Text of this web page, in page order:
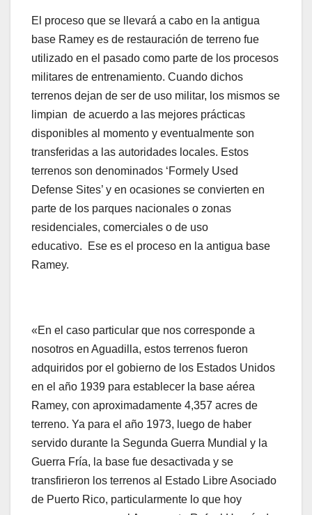
El proceso que se llevará a cabo en la antigua
base Ramey es de restauración de terreno fue
utilizado en el pasado como parte de los procesos
militares de entrenamiento. Cuando dichos
terrenos dejan de ser de uso militar, los mismos se
limpian de acuerdo a las mejores prácticas
disponibles al momento y eventualmente son
transferidas a las autoridades locales. Estos
terrenos son denominados ‘Formely Used
Defense Sites’ y en ocasiones se convierten en
parte de los parques nacionales o zonas
residenciales, comerciales o de uso
educativo. Ese es el proceso en la antigua base
Ramey.
«En el caso particular que nos corresponde a
nosotros en Aguadilla, estos terrenos fueron
adquiridos por el gobierno de los Estados Unidos
en el año 1939 para establecer la base aérea
Ramey, con aproximadamente 4,357 acres de
terreno. Ya para el año 1973, luego de haber
servido durante la Segunda Guerra Mundial y la
Guerra Fría, la base fue desactivada y se
transfirieron los terrenos al Estado Libre Asociado
de Puerto Rico, particularmente lo que hoy